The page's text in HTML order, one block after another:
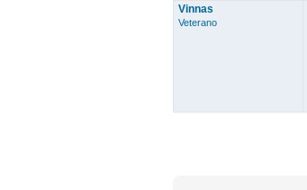
Vinnas
Veterano